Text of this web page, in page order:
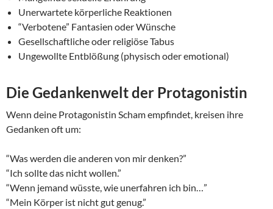
Unerwartete körperliche Reaktionen
“Verbotene” Fantasien oder Wünsche
Gesellschaftliche oder religiöse Tabus
Ungewollte Entblößung (physisch oder emotional)
Die Gedankenwelt der Protagonistin
Wenn deine Protagonistin Scham empfindet, kreisen ihre
Gedanken oft um:
“Was werden die anderen von mir denken?”
“Ich sollte das nicht wollen.”
“Wenn jemand wüsste, wie unerfahren ich bin…”
“Mein Körper ist nicht gut genug.”